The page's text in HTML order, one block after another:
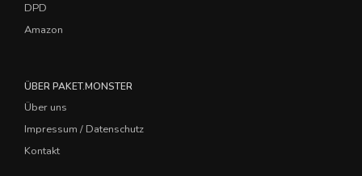
DPD
Amazon
ÜBER PAKET.MONSTER
Über uns
Impressum / Datenschutz
Kontakt